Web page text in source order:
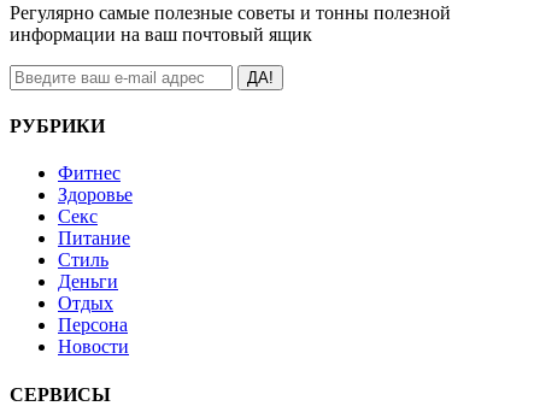
Регулярно самые полезные советы и тонны полезной
информации на ваш почтовый ящик
ДА!
РУБРИКИ
Фитнес
Здоровье
Секс
Питание
Стиль
Деньги
Отдых
Персона
Новости
СЕРВИСЫ